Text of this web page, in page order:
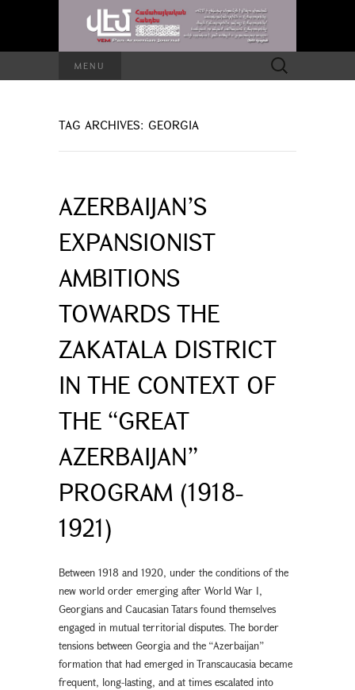
MENU
Search
for:
TAG ARCHIVES: GEORGIA
AZERBAIJAN’S
EXPANSIONIST
AMBITIONS
TOWARDS THE
ZAKATALA DISTRICT
IN THE CONTEXT OF
THE “GREAT
AZERBAIJAN”
PROGRAM (1918-
1921)
Between 1918 and 1920, under the conditions of the
new world order emerging after World War I,
Georgians and Caucasian Tatars found themselves
engaged in mutual territorial disputes. The border
tensions between Georgia and the “Azerbaijan”
formation that had emerged in Transcaucasia became
frequent, long-lasting, and at times escalated into